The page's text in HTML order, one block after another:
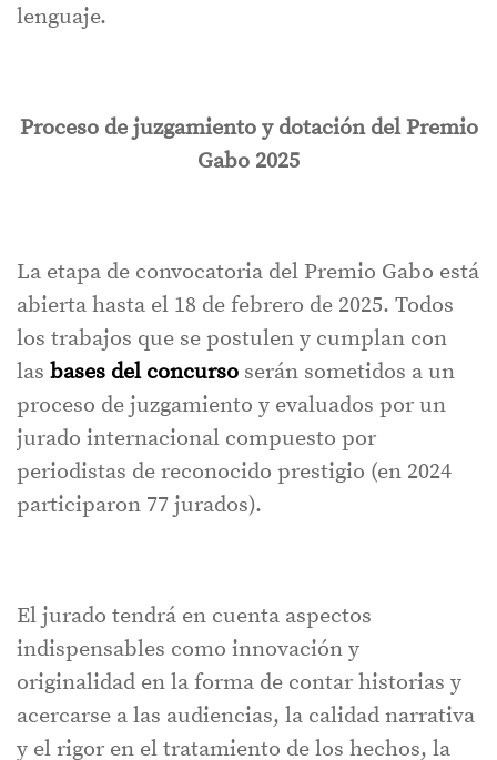
lenguaje.
Proceso de juzgamiento y dotación del Premio
Gabo 2025
La etapa de convocatoria del Premio Gabo está
abierta hasta el 18 de febrero de 2025. Todos
los trabajos que se postulen y cumplan con
las bases del concurso serán sometidos a un
proceso de juzgamiento y evaluados por un
jurado internacional compuesto por
periodistas de reconocido prestigio (en 2024
participaron 77 jurados).
El jurado tendrá en cuenta aspectos
indispensables como innovación y
originalidad en la forma de contar historias y
acercarse a las audiencias, la calidad narrativa
y el rigor en el tratamiento de los hechos, la